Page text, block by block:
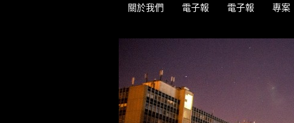
關於我們 電子報 電子報 專案